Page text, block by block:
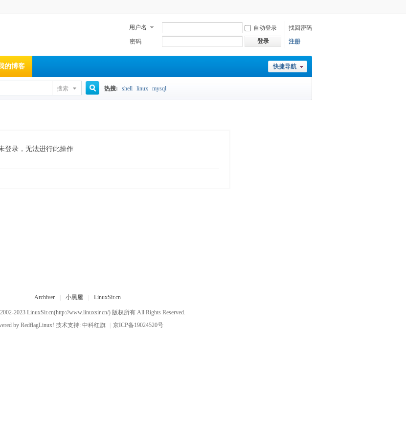
用户名 自动登录
找回密码
密码
登录 注册
快捷导航
的博客
搜索
搜
热搜: shell linux mysql
登录，无法进行此操作
Archiver 小黑屋 LinuxSir.cn
2023 LinuxSir.cn(http://www.linuxsir.cn/) 版权所有 All Rights Reserved.
by RedflagLinux! 技术支持: 中科红旗 京ICP备19024520号